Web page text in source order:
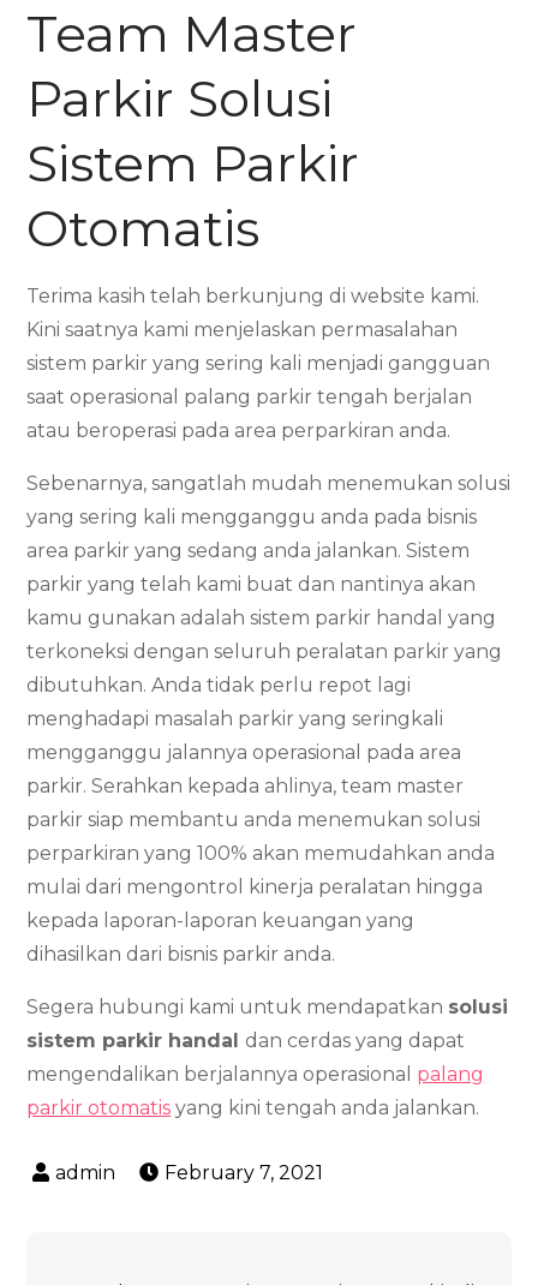
Team Master
Parkir Solusi
Sistem Parkir
Otomatis
Terima kasih telah berkunjung di website kami.
Kini saatnya kami menjelaskan permasalahan
sistem parkir yang sering kali menjadi gangguan
saat operasional palang parkir tengah berjalan
atau beroperasi pada area perparkiran anda.
Sebenarnya, sangatlah mudah menemukan solusi
yang sering kali mengganggu anda pada bisnis
area parkir yang sedang anda jalankan. Sistem
parkir yang telah kami buat dan nantinya akan
kamu gunakan adalah sistem parkir handal yang
terkoneksi dengan seluruh peralatan parkir yang
dibutuhkan. Anda tidak perlu repot lagi
menghadapi masalah parkir yang seringkali
mengganggu jalannya operasional pada area
parkir. Serahkan kepada ahlinya, team master
parkir siap membantu anda menemukan solusi
perparkiran yang 100% akan memudahkan anda
mulai dari mengontrol kinerja peralatan hingga
kepada laporan-laporan keuangan yang
dihasilkan dari bisnis parkir anda.
Segera hubungi kami untuk mendapatkan solusi
sistem parkir handal dan cerdas yang dapat
mengendalikan berjalannya operasional palang
parkir otomatis yang kini tengah anda jalankan.
February 7, 2021